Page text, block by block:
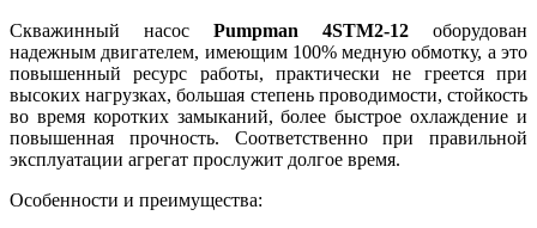
Скважинный насос Pumpman 4STM2-12 оборудован
надежным двигателем, имеющим 100% медную обмотку, а это
повышенный ресурс работы, практически не греется при
высоких нагрузках, большая степень проводимости, стойкость
во время коротких замыканий, более быстрое охлаждение и
повышенная прочность. Соответственно при правильной
эксплуатации агрегат прослужит долгое время.
Особенности и преимущества: